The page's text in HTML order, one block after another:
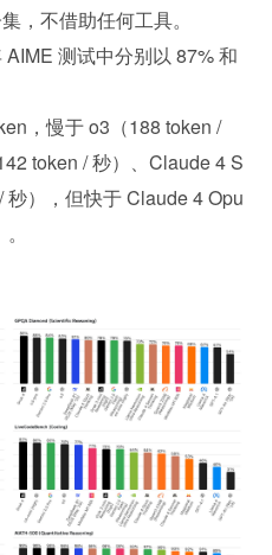
，不借助任何工具。
测试中分别以 87% 和
，慢于 o3（188 token /
token / 秒）、Claude 4 S
），但快于 Claude 4 Opu